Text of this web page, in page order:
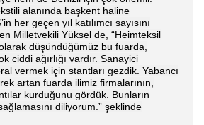
alanında başkent haline
her geçen yıl katılımcı sayısını
Milletvekili Yüksel de, “Heimteksil
düşündüğümüz bu fuarda,
ciddi ağırlığı vardır. Sanayici
vermek için stantları gezdik. Yabancı
artan fuarda ilimiz firmalarının,
kurduğunu gördük. Bunların
diliyorum.” şeklinde